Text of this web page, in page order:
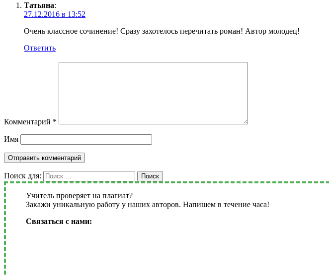
Татьяна:
27.12.2016 в 13:52
Очень классное сочинение! Сразу захотелось перечитать роман! Автор молодец!
Ответить
Комментарий *
Имя
Поиск для: Поиск
Учитель проверяет на плагиат?
Закажи уникальную работу у наших авторов. Напишем в течение часа!
Связаться с нами: